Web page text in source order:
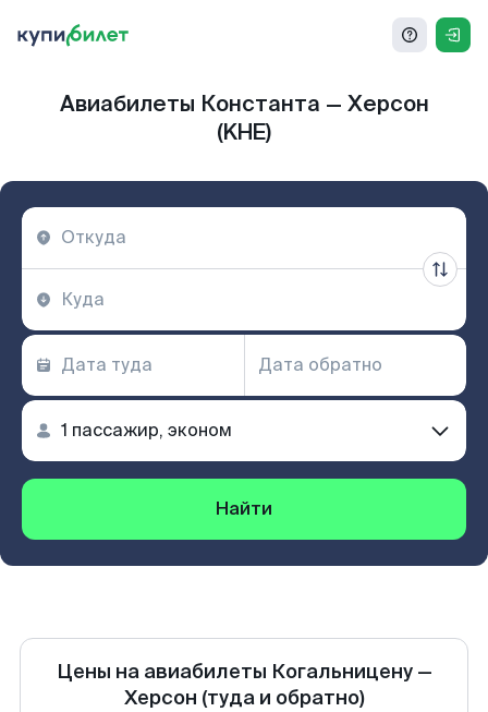
Авиабилеты Константа — Херсон
(KHE)
Найти
Цены на авиабилеты Когальницену—
Херсон (туда и обратно)